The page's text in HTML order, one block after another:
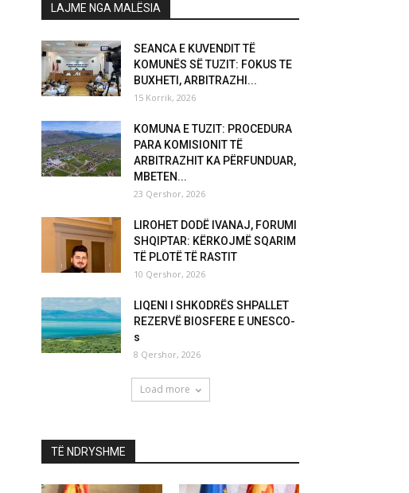
LAJME NGA MALËSIA
SEANCA E KUVENDIT TË
KOMUNËS SË TUZIT: FOKUS TE
BUXHETI, ARBITRAZHI...
15 Korrik, 2026
KOMUNA E TUZIT: PROCEDURA
PARA KOMISIONIT TË
ARBITRAZHIT KA PËRFUNDUAR,
MBETEN...
23 Qershor, 2026
LIROHET DODË IVANAJ, FORUMI
SHQIPTAR: KËRKOJMË SQARIM
TË PLOTË TË RASTIT
10 Qershor, 2026
LIQENI I SHKODRËS SHPALLET
REZERVË BIOSFERE E UNESCO-
s
8 Qershor, 2026
Load more
TË NDRYSHME